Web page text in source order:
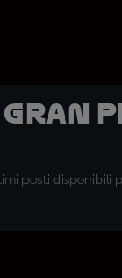
Gran
posti disponibili